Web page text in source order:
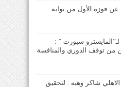
فوزه الأول من بوابة
لـ”المايسترو سبورت ” :
من توقف الدوري والمنافسة
شاكر وهبه : لتحقيق